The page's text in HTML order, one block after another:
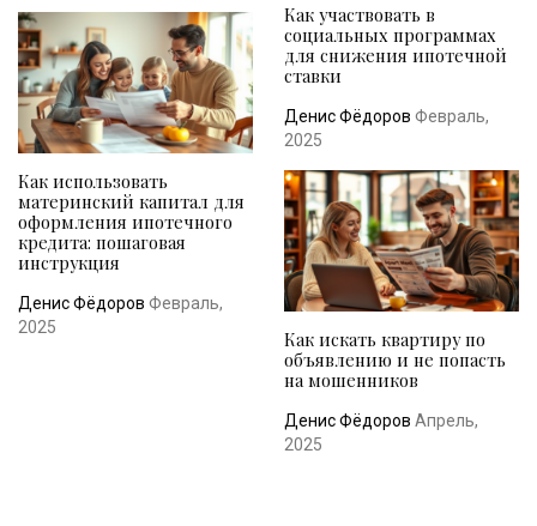
Как участвовать в
социальных программах
для снижения ипотечной
ставки
Денис Фёдоров Февраль,
2025
Как использовать
материнский капитал для
оформления ипотечного
кредита: пошаговая
инструкция
Денис Фёдоров Февраль,
2025
Как искать квартиру по
объявлению и не попасть
на мошенников
Денис Фёдоров Апрель,
2025